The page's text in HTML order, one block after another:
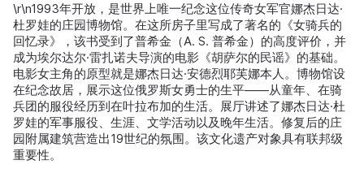
\r\n1993年开放，是世界上唯一纪念这位传奇女军官娜杰日达·
杜罗娃的庄园博物馆。在这所房子里写成了著名的《女骑兵的
回忆录》，该书受到了普希金（A. S. 普希金）的高度评价，并
成为埃尔达尔·雷扎诺夫导演的电影《胡萨尔的民谣》的基础。
电影女主角的原型就是娜杰日达·安德烈耶芙娜本人。博物馆设
在纪念故居，展示这位俄罗斯女勇士的生平——从童年、在骑
兵团的服役经历到在叶拉布加的生活。展厅讲述了娜杰日达·杜
罗娃的军事服役、生涯、文学活动以及晚年生活。修复后的庄
园附属建筑营造出19世纪的氛围。该文化遗产对象具有联邦级
重要性。